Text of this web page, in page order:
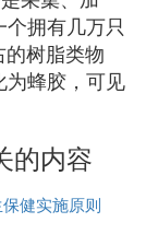
拥有几万只
树脂类物
为蜂胶，可见
的内容
健实施原则